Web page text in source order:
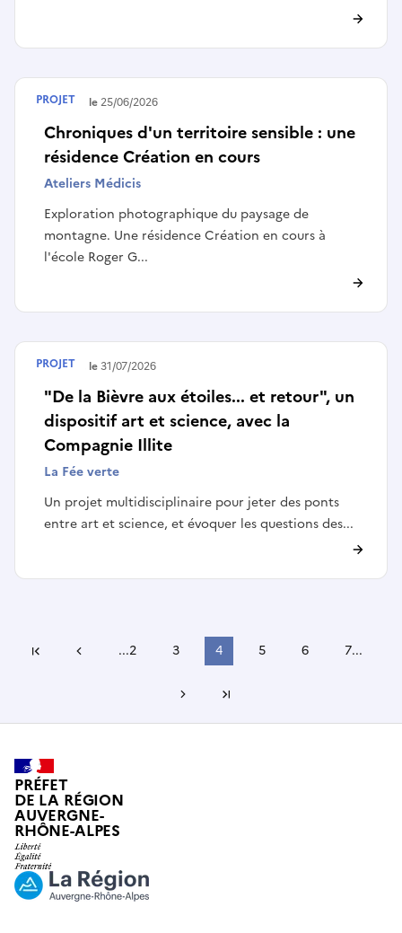
Chroniques d'un territoire sensible : une
résidence Création en cours
Ateliers Médicis
Exploration photographique du paysage de
montagne. Une résidence Création en cours à
l'école Roger G...
Terminé le25/06/2026
PROJET
"De la Bièvre aux étoiles... et retour", un
dispositif art et science, avec la
Compagnie Illite
La Fée verte
Un projet multidisciplinaire pour jeter des ponts
entre art et science, et évoquer les questions des...
Terminé le31/07/2026
PROJET
Première pagePage précédente
...2 3 4 5 6 7...
Page suivante
Dernière page
PRÉFET
DE LA RÉGION
AUVERGNE-
RHÔNE-ALPES